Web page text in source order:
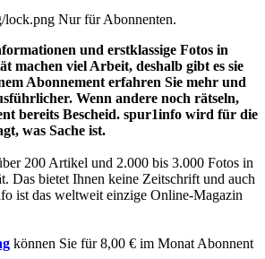
Nur für Abonnenten.
und erstklassige Fotos in
machen viel Arbeit, deshalb gibt es sie
Abonnement erfahren Sie mehr und
Wenn andere noch rätseln,
bereits Bescheid. spur1info wird für die
was Sache ist.
200 Artikel und 2.000 bis 3.000 Fotos in
Das bietet Ihnen keine Zeitschrift und auch
ist das weltweit einzige Online-Magazin
können Sie für 8,00 € im Monat Abonnent